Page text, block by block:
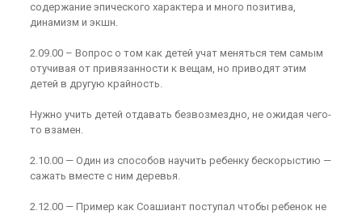
содержание эпического характера и много позитива,
динамизм и экшн.
2.09.00 – Вопрос о том как детей учат меняться тем самым
отучивая от привязанности к вещам, но приводят этим
детей в другую крайность.
Нужно учить детей отдавать безвозмездно, не ожидая чего-
то взамен.
2.10.00 — Один из способов научить ребенку бескорыстию —
сажать вместе с ним деревья.
2.12.00 — Пример как Соашиант поступал чтобы ребенок не